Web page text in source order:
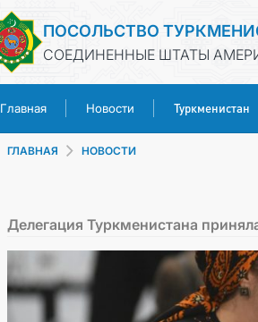
ПОСОЛЬСТВО
СОЕДИНЕННЫЕ ШТАТЫ
Главная Новости Туркменистан
ГЛАВНАЯ НОВОСТИ
Делегация Туркменистана